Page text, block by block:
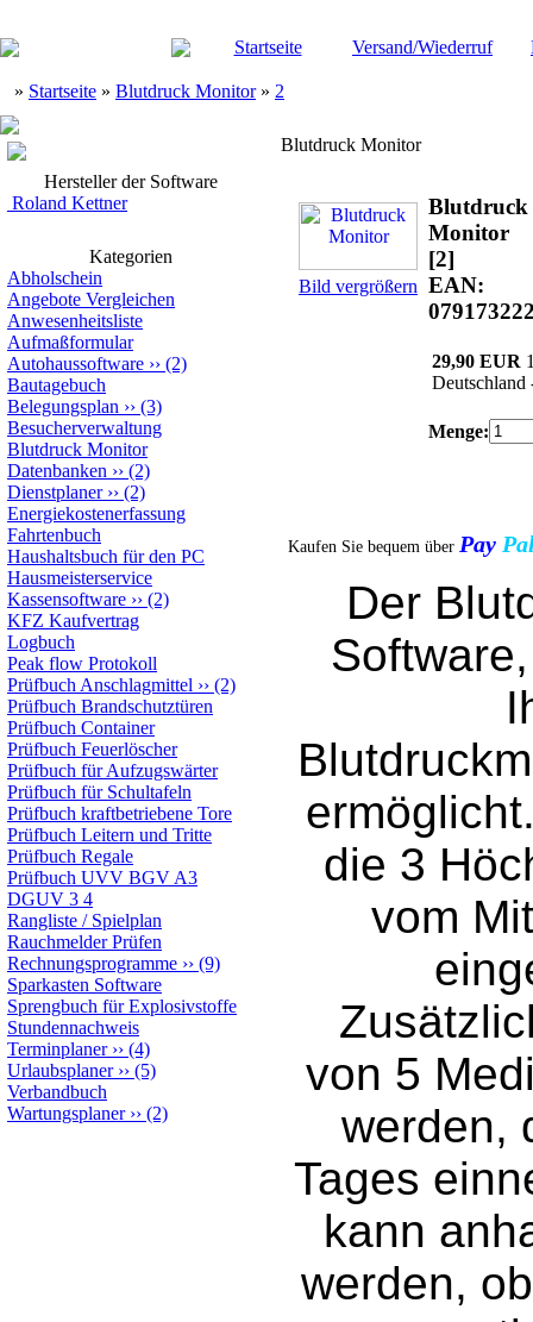
Startseite Versand/Wiederruf
» Startseite » Blutdruck Monitor» 2
Hersteller der Software
Roland Kettner
Kategorien
Abholschein
Angebote Vergleichen
Anwesenheitsliste
Aufmaßformular
Autohaussoftware ›› (2)
Bautagebuch
Belegungsplan ›› (3)
Besucherverwaltung
Blutdruck Monitor
Datenbanken ›› (2)
Dienstplaner›› (2)
Energiekostenerfassung
Fahrtenbuch
Haushaltsbuch für den PC
Hausmeisterservice
Kassensoftware ›› (2)
KFZ Kaufvertrag
Logbuch
Peak flow Protokoll
Prüfbuch Anschlagmittel ›› (2)
Prüfbuch Brandschutztüren
Prüfbuch Container
Prüfbuch Feuerlöscher
Prüfbuch für Aufzugswärter
Prüfbuch für Schultafeln
Prüfbuch kraftbetriebene Tore
Prüfbuch Leitern und Tritte
Prüfbuch Regale
Prüfbuch UVV BGV A3
DGUV 3 4
Rangliste / Spielplan
Rauchmelder Prüfen
Rechnungsprogramme ›› (9)
Sparkasten Software
Sprengbuch für Explosivstoffe
Stundennachweis
Terminplaner›› (4)
Urlaubsplaner›› (5)
Verbandbuch
Wartungsplaner›› (2)
Blutdruck Monitor
Bild vergrößern
Blutdruck
Monitor
[2]
EAN:
29,90 EUR
Deutschland
Menge:
Kaufen Sie bequem über Pay
Der
die 3
vom
von 5
werden,
Tages
kann
werden,